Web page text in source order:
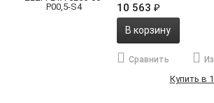
10 563₽
В корзину
Сравнить
Купить в